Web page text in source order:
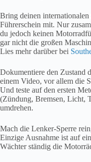
Bring deinen
Führerschein mit. Nur
du jedoch keinen
gar nicht die großen
Lies mehr darüber bei
Dokumentiere den Zustand
einem Video, vor allem die
Und teste auf den ersten
(Zündung, Bremsen, Licht,
umdrehen.
Mach die Lenker-Sperre
Einzige Ausnahme ist auf
Wächter ständig die